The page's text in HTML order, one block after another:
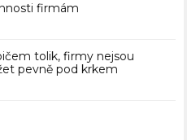
firmám
tolik, firmy nejsou
pevně pod krkem